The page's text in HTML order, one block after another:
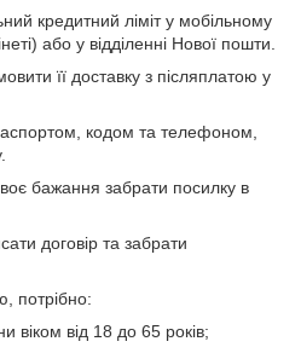
кредитний ліміт у мобільному
або у відділенні Нової пошти.
її доставку з післяплатою у
кодом та телефоном,
бажання забрати посилку в
договір та забрати
потрібно:
віком від 18 до 65 років;